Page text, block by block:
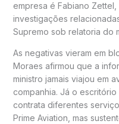
empresa é Fabiano
investigações
Supremo sob relatoria do
As negativas vieram em
Moraes afirmou que a
ministro jamais viajou em
companhia. Já o
contrata diferentes
Prime Aviation, mas